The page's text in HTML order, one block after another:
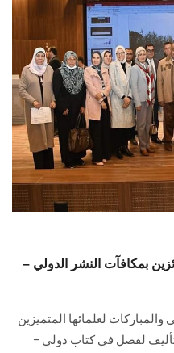
الإعلام
تواصل معنا
الطلاب
هيئة التدريس
الدراسات العليا
الزائـرون
بمكافآت النشر الدولي –
والمباركات لعلمائها المتميزين
لفصل في كتاب دولي –